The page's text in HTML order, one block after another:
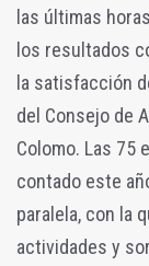
las últimas
los resultados
la satisfacción
del Consejo de
Colomo. Las 75
contado este
paralela, con la
actividades y